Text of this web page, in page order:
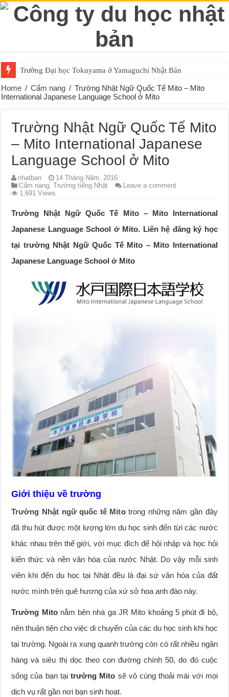
Trường Đại học Tokuyama ở Yamaguchi Nhật Bản
Home / Cẩm nang / Trường Nhật Ngữ Quốc Tế Mito – Mito
International Japanese Language School ở Mito
Trường Nhật Ngữ Quốc Tế Mito
– Mito International Japanese
Language School ở Mito
nhatban
14 Tháng Năm, 2016
Cẩm nang,Trường tiếng Nhật
Leave a comment
1,691 Views
Trường Nhật Ngữ Quốc Tế Mito – Mito International
Japanese Language School ở Mito. Liên hệ đăng ký học
tại trường Nhật Ngữ Quốc Tế Mito – Mito International
Japanese Language School ở Mito
Giới thiệu về trường
Trường Nhật ngữ quốc tế Mitotrong những năm gần đây
đã thu hút được một lượng lớn du học sinh đến từi các nước
khác nhau trên thế giới, với mục đích để hội nhập và học hỏi
kiến thức và nền văn hóa của nước Nhật. Do vậy mỗi sinh
viên khi đến du học tại Nhật đều là đại sứ văn hóa của đất
nước mình trên quê hương của xứ sở hoa anh đào này.
Trường Mitonằm bên nhà ga JR Mito khoảng 5 phút đi bộ,
nên thuận tiện cho việc di chuyển của các du học sinh khi học
tại trường. Ngoài ra xung quanh trường còn có rất nhiều ngân
hàng và siêu thị dọc theo con đường chính 50, do đó cuộc
sống của bạn tạitrường Mito sẽ vô cùng thoải mái với mọi
dịch vụ rất gần nơi bạn sinh hoạt.